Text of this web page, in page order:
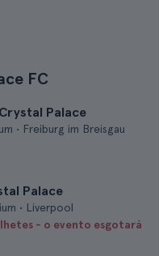
FC
Palace
• Freiburg im Breisgau
Palace
• Liverpool
- o evento esgotará